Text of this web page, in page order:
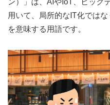
用いて、局所的なIT化では
を意味する用語です。